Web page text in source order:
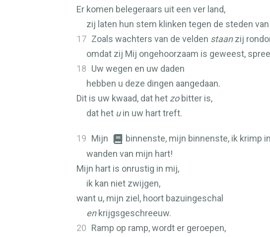
Er komen belegeraars uit een ver land,
zij laten hun stem klinken tegen de steden van
17 Zoals wachters van de velden staanzij
omdat zij Mij ongehoorzaam is geweest,
18 Uw wegen en uw daden
hebben u deze dingen aangedaan.
Dit is uw kwaad, dat het zobitter is,
dat het uin uw hart treft.
19 Mijn
binnenste, mijn binnenste, ik krimp
wanden van mijn hart!
Mijn hart is onrustig in mij,
ik kan niet zwijgen,
want u, mijn ziel, hoort bazuingeschal
enkrijgsgeschreeuw.
20 Ramp op ramp, wordt er geroepen,